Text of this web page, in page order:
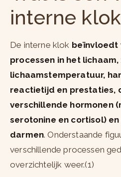
interne
De interne klok beïnvloedt
processen in het
lichaamstemperatuur,
reactietijd en prestaties,
verschillende hormonen
serotonine en cortisol)
darmen. Onderstaande
verschillende processen
overzichtelijk weer.(1)